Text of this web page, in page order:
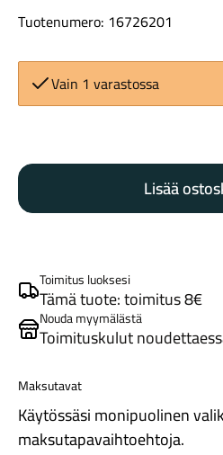
Gravel-pyörät
Maastosähköpyörät
Tuotenumero: 16726201
Vain 1 varastossa
Ohjaustanko
50mm
Lisää
Toimitus luoksesi
Tämä tuote: toimitus 8€
Nouda myymälästä
Toimituskulut
Maksutavat
Käytössäsi monipuolinen
maksutapavaihtoehtoja.